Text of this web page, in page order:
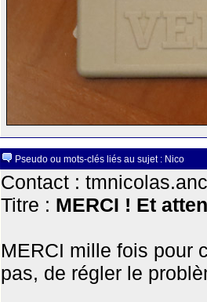
Pseudo ou mots-clés liés au sujet : Nico
Contact :
Titre : MERCI ! Et
MERCI mille fois pour
pas, de régler le